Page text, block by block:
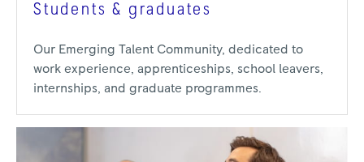
Students & graduates
Our Emerging Talent Community, dedicated to
work experience, apprenticeships, school leavers,
internships, and graduate programmes.